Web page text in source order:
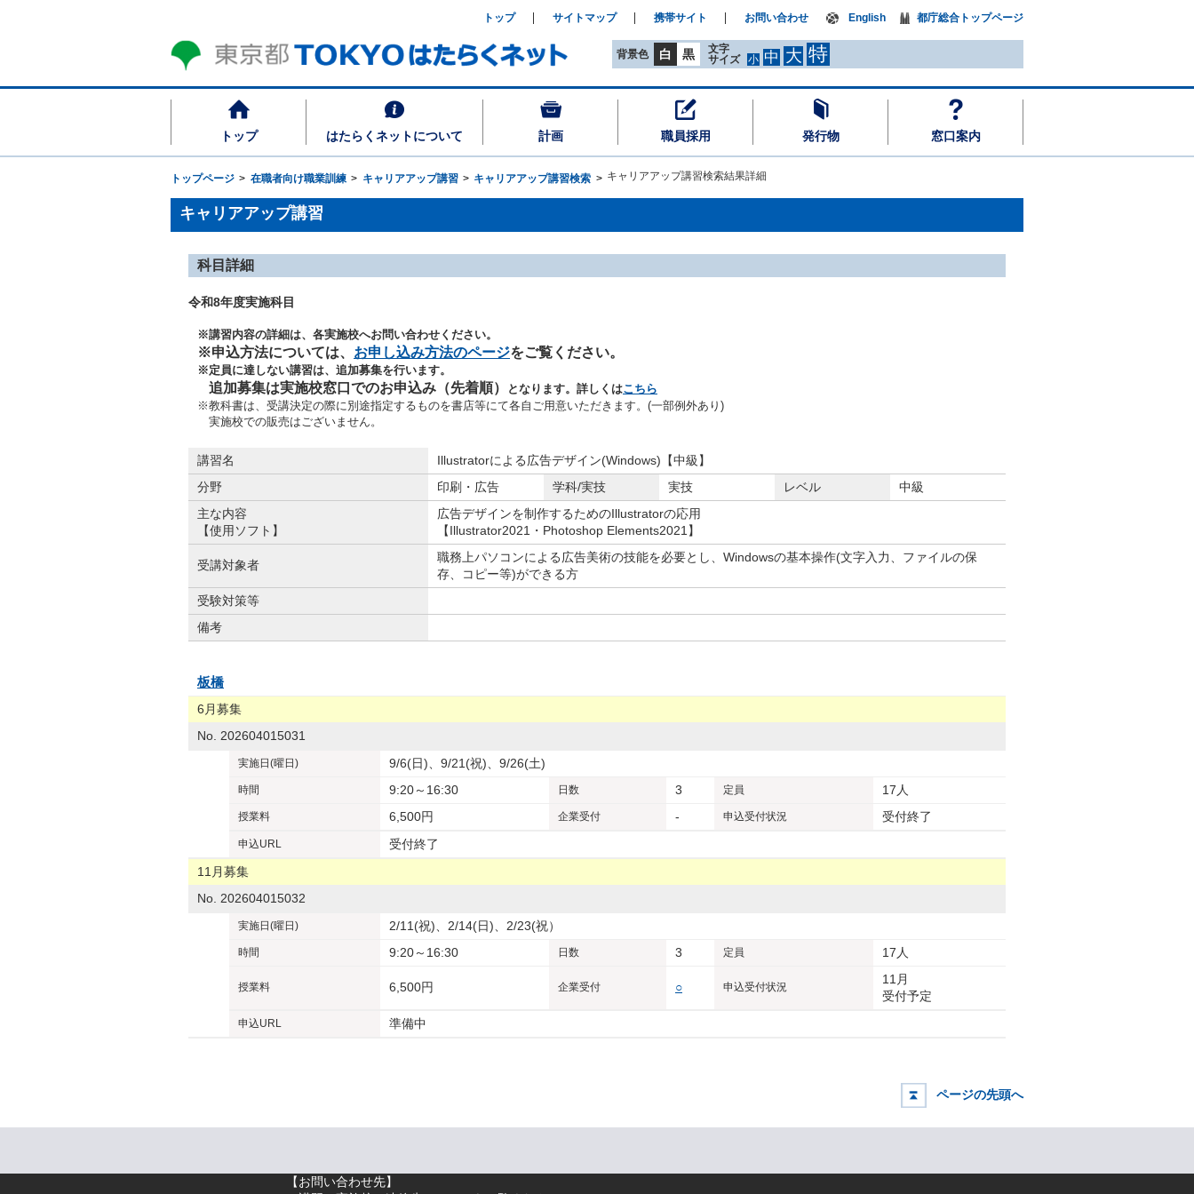
トップ はたらくネットについて 計画 職員採用 発行物 窓口案内
背景色 白 黒
文字
サイズ
小 中 大 特
トップ サイトマップ 携帯サイト お問い合わせ English 都庁総合トップページ
トップページ 在職者向け職業訓練 キャリアアップ講習 キャリアアップ講習検索 キャリアアップ講習検索結果詳細
キャリアアップ講習
科目詳細
令和8年度実施科目
※講習内容の詳細は、各実施校へお問い合わせください。
※申込方法については、 お申し込み方法のページをご覧ください。
※定員に達しない講習は、追加募集を行います。
追加募集は実施校窓口でのお申込み（先着順） となります。詳しくはこちら
※教科書は、受講決定の際に別途指定するものを書店等にて各自ご用意いただきます。(一部例外あり)
実施校での販売はございません。
講習名
Illustratorによる広告デザイン(Windows)【中級】
分野
印刷・広告 学科/実技 実技 レベル
中級
主な内容
【使用ソフト】
広告デザインを制作するためのIllustratorの応用
【Illustrator2021・Photoshop Elements2021】
受講対象者
職務上パソコンによる広告美術の技能を必要とし、Windowsの基本操作(文字入力、ファイルの保
存、コピー等)ができる方
受験対策等
備考
板橋
6月募集
No. 202604015031
実施日 (曜日) 9/6(日)、9/21(祝)、9/26(土)
時間 9:20～16:30 日数 3 定員 17人
授業料 6,500円 企業受付 - 申込受付状況 受付終了
申込URL
受付終了
11月募集
No. 202604015032
実施日 (曜日) 2/11(祝)、2/14(日)、2/23(祝）
時間 9:20～16:30 日数 3 定員 17人
授業料 6,500円 企業受付 ○ 申込受付状況
11月
受付予定
申込URL 準備中
ページの先頭へ
【お問い合わせ先】